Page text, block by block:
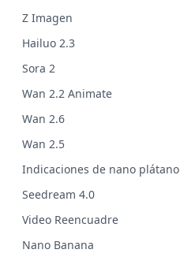
Z Imagen
Hailuo 2.3
Sora 2
Wan 2.2 Animate
Wan 2.6
Wan 2.5
Indicaciones de nano plátano
Seedream 4.0
Video Reencuadre
Nano Banana